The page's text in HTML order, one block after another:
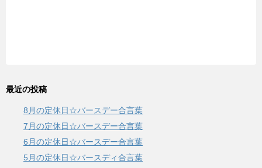
最近の投稿
8月の定休日☆バースデー合言葉
7月の定休日☆バースデー合言葉
6月の定休日☆バースデー合言葉
5月の定休日☆バースディ合言葉